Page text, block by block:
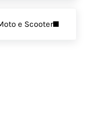
e Scooter